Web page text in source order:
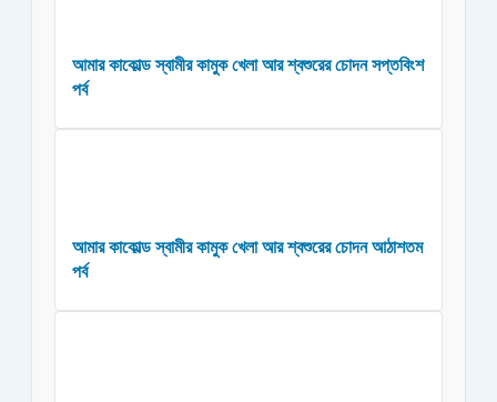
আমার কাকোল্ড স্বামীর কামুক খেলা আর শ্বশুরের চোদন সপ্তবিংশ
পর্ব
আমার কাকোল্ড স্বামীর কামুক খেলা আর শ্বশুরের চোদন আঠাশতম
পর্ব